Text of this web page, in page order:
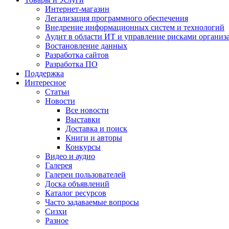
Интернет-магазин
Легализация программного обеспечения
Внедрение информационных систем и технологий
Аудит в области ИТ и управление рисками
Востановление данных
Разработка сайтов
Разработка ПО
Поддержка
Интересное
Статьи
Новости
Все новости
Выставки
Доставка и поиск
Книги и авторы
Конкурсы
Видео и аудио
Галерея
Галереи пользователей
Доска объявлений
Каталог ресурсов
Часто задаваемые вопросы
Сизхи
Разное